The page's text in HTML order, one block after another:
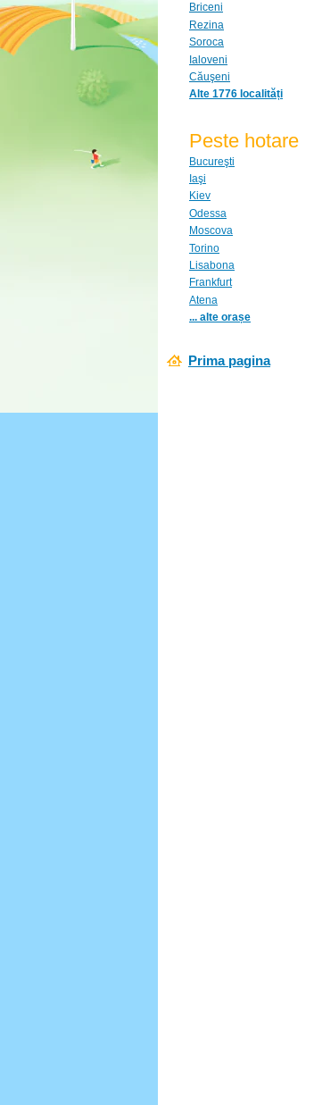
Briceni
Rezina
Soroca
Ialoveni
Căuşeni
Alte 1776 localități
Peste hotare
Bucureşti
Iaşi
Kiev
Odessa
Moscova
Torino
Lisabona
Frankfurt
Atena
... alte orașe
Prima pagina